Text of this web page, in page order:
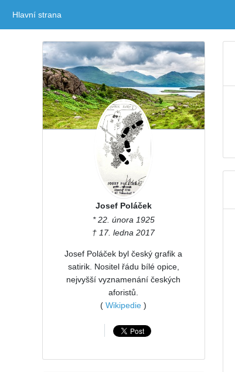
Hlavní strana
Josef Poláček
* 22. února 1925
† 17. ledna 2017
Josef Poláček byl český grafik a
satirik. Nositel řádu bílé opice,
nejvyšší vyznamenání českých
aforistů.
(Wikipedie )